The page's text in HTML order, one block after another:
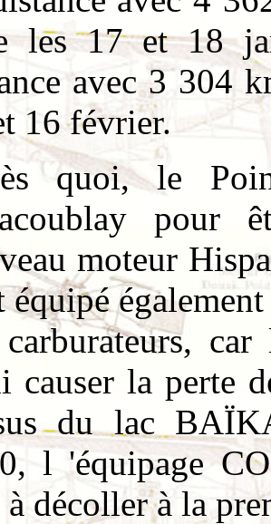
les 17 et 18
avec 3 304
16 février.
quoi, le
pour
moteur
équipé
carburateurs,
causer la perte
du lac
l 'équipage
décoller à la